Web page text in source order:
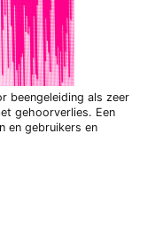
beengeleiding als zeer
gehoorverlies. Een
en gebruikers en